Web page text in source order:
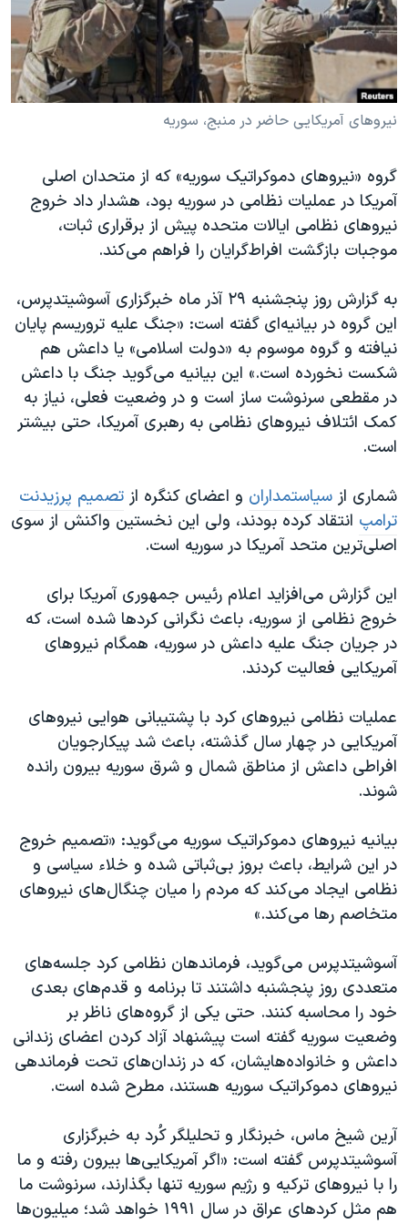
فرهنگ و زندگی
حقوق شهروندی
اقتصادی
علم و فناوری
گالری عکس
آرشیو پخش زنده
مستندها
انتخابات ریاست جمهوری آمریکا ۲۰۲۴
حمله جمهوری اسلامی به اسرائیل
رمز مهسا
اعتراضات زن، زندگی، آزادی
مجموعه مستندهای دادخواهی
تریبونال مردمی آبان ۹۸
چهل سال گروگان‌گیری
قانون شفافیت دارائی کادر رهبری ایران
اعتراضات مردمی آبان ۹۸
اسرائیل در جنگ
نرگس محمدی برنده جایزه نوبل صلح
صفحه‌های ویژه
سفر پرزیدنت ترامپ به چین
دنبال کنید
نیروهای آمریکایی حاضر در منبج، سوریه
گروه «نیروهای دموکراتیک سوریه» که از متحدان اصلی
آمریکا در عملیات نظامی در سوریه بود، هشدار داد خروج
نیروهای نظامی ایالات متحده پیش از برقراری ثبات،
موجبات بازگشت افراط‌گرایان را فراهم می‌کند.
به گزارش روز پنجشنبه ۲۹ آذر ماه خبرگزاری آسوشیتدپرس،
این گروه در بیانیه‌ای گفته است: «جنگ علیه تروریسم پایان
نیافته و گروه موسوم به «دولت اسلامی» یا داعش هم
شکست نخورده است.» این بیانیه می‌گوید جنگ با داعش
در مقطعی سرنوشت ساز است و در وضعیت فعلی، نیاز به
کمک ائتلاف نیروهای نظامی به رهبری آمریکا، حتی بیشتر
است.
شماری از سیاستمداران و اعضای کنگره از تصمیم پرزیدنت
ترامپ انتقاد کرده بودند، ولی این نخستین واکنش از سوی
اصلی‌ترین متحد آمریکا در سوریه است.
این گزارش می‌افزاید اعلام رئیس جمهوری آمریکا برای
خروج نظامی از سوریه، باعث نگرانی کردها شده است، که
در جریان جنگ علیه داعش در سوریه، همگام نیروهای
آمریکایی فعالیت کردند.
عملیات نظامی نیروهای کرد با پشتیبانی هوایی نیروهای
آمریکایی در چهار سال گذشته، باعث شد پیکارجویان
افراطی داعش از مناطق شمال و شرق سوریه بیرون رانده
شوند.
بیانیه نیروهای دموکراتیک سوریه می‌گوید: «تصمیم خروج
در این شرایط، باعث بروز بی‌ثباتی شده و خلاء سیاسی و
نظامی ایجاد می‌کند که مردم را میان چنگال‌های نیروهای
متخاصم رها می‌کند.»
آسوشیتدپرس می‌گوید، فرماندهان نظامی کرد جلسه‌های
متعددی روز پنجشنبه داشتند تا برنامه و قدم‌های بعدی
خود را محاسبه کنند. حتی یکی از گروه‌های ناظر بر
وضعیت سوریه گفته است پیشنهاد آزاد کردن اعضای زندانی
داعش و خانواده‌هایشان، که در زندان‌های تحت فرماندهی
نیروهای دموکراتیک سوریه هستند، مطرح شده است.
آرین شیخ­ ماس، خبرنگار و تحلیلگر کُرد به خبرگزاری
آسوشیتدپرس گفته است: «اگر آمریکایی‌ها بیرون رفته و ما
را با نیروهای ترکیه و رژیم سوریه تنها بگذارند، سرنوشت ما
هم مثل کردهای عراق در سال ۱۹۹۱ خواهد شد؛ میلیون‌ها